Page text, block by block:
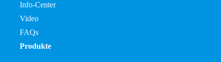
Info-Center
Video
FAQs
Produkte